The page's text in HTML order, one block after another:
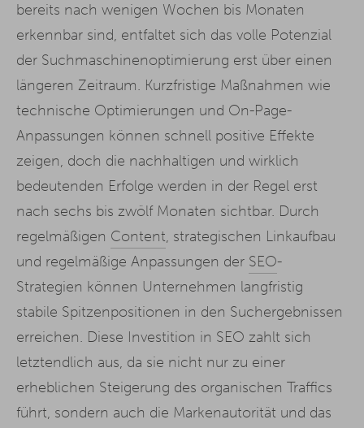
bereits nach wenigen Wochen bis Monaten
erkennbar sind, entfaltet sich das volle Potenzial
der Suchmaschinenoptimierung erst über einen
längeren Zeitraum. Kurzfristige Maßnahmen wie
technische Optimierungen und On-Page-
Anpassungen können schnell positive Effekte
zeigen, doch die nachhaltigen und wirklich
bedeutenden Erfolge werden in der Regel erst
nach sechs bis zwölf Monaten sichtbar. Durch
regelmäßigen Content, strategischen Linkaufbau
und regelmäßige Anpassungen der SEO-
Strategien können Unternehmen langfristig
stabile Spitzenpositionen in den Suchergebnissen
erreichen. Diese Investition in SEO zahlt sich
letztendlich aus, da sie nicht nur zu einer
erheblichen Steigerung des organischen Traffics
führt, sondern auch die Markenautorität und das